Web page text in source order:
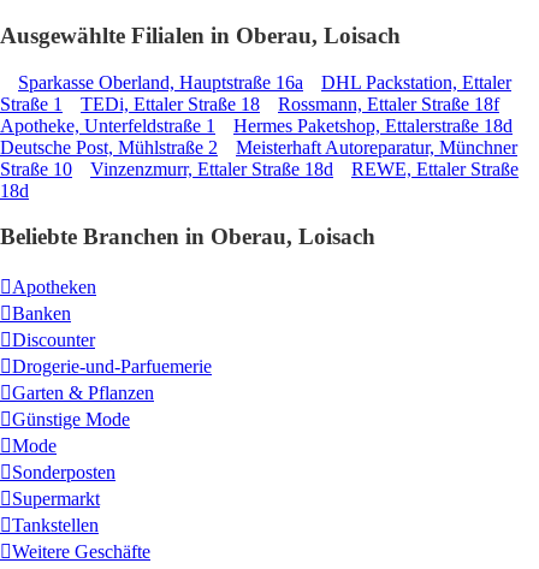
Ausgewählte Filialen in Oberau, Loisach
Sparkasse Oberland, Hauptstraße 16a
DHL Packstation, Ettaler
Straße 1
TEDi, Ettaler Straße 18
Rossmann, Ettaler Straße 18f
Apotheke, Unterfeldstraße 1
Hermes Paketshop, Ettalerstraße 18d
Deutsche Post, Mühlstraße 2
Meisterhaft Autoreparatur, Münchner
Straße 10
Vinzenzmurr, Ettaler Straße 18d
REWE, Ettaler Straße
18d
Beliebte Branchen in Oberau, Loisach
Apotheken
Banken
Discounter
Drogerie-und-Parfuemerie
Garten & Pflanzen
Günstige Mode
Mode
Sonderposten
Supermarkt
Tankstellen
Weitere Geschäfte